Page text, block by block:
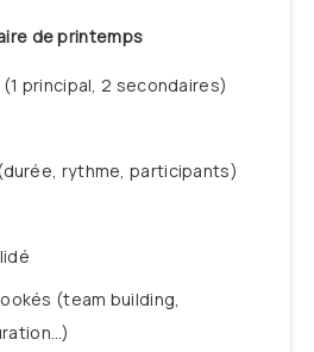
de printemps
principal, 2 secondaires)
rythme, participants)
(team building,